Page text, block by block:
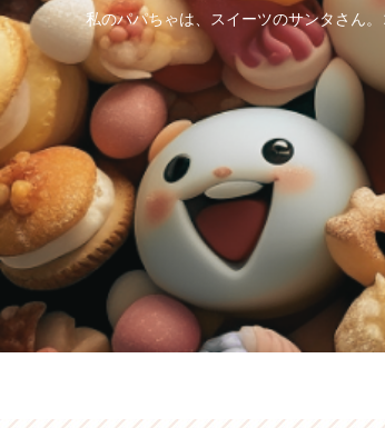
私のパパちゃは、スイーツのサンタさん